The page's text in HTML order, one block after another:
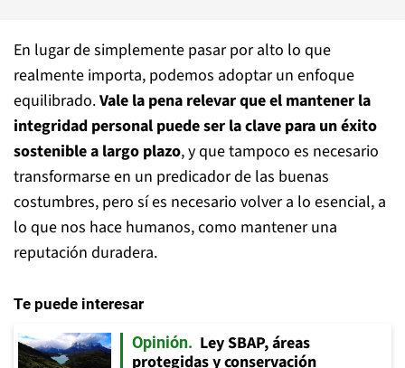
En lugar de simplemente pasar por alto lo que
realmente importa, podemos adoptar un enfoque
equilibrado.Vale la pena relevar que el mantener la
integridad personal puede ser la clave para un éxito
sostenible a largo plazo, y que tampoco es necesario
transformarse en un predicador de las buenas
costumbres, pero sí es necesario volver a lo esencial, a
lo que nos hace humanos, como mantener una
reputación duradera.
Te puede interesar
Opinión
Ley SBAP, áreas
protegidas y conservación